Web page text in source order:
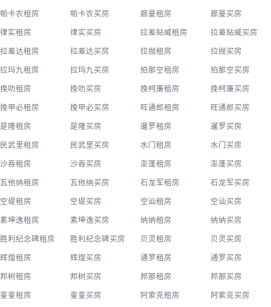
帕卡农租房 帕卡农买房 廊曼租房 廊曼买房
律实租房 律实买房 拉差贴威租房 拉差贴威买房
拉差达租房 拉差达买房 拉抛租房 拉抛买房
拉玛九租房 拉玛九买房 拍那空租房 拍那空买房
挽叻租房 挽叻买房 挽柯廉租房 挽柯廉买房
挽甲必租房 挽甲必买房 旺通郎租房 旺通郎买房
是隆租房 是隆买房 暹罗租房 暹罗买房
民武里租房 民武里买房 水门租房 水门买房
沙吞租房 沙吞买房 澎蓬租房 澎蓬买房
瓦他纳租房 瓦他纳买房 石龙军租房 石龙军买房
空堤租房 空堤买房 空讪租房 空讪买房
素坤逸租房 素坤逸买房 纳纳租房 纳纳买房
胜利纪念碑租房 胜利纪念碑买房 贝灵租房 贝灵买房
辉煌租房 辉煌买房 通罗租房 通罗买房
邦树租房 邦树买房 邦那租房 邦那买房
銮銮租房 銮銮买房 阿索克租房 阿索克买房